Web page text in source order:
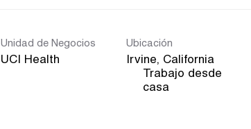
Unidad de Negocios
UCI Health
Ubicación
inicio
Trabajo desde
casa